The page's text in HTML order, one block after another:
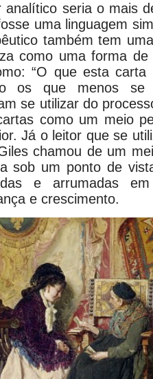
analítico seria o mais
uma linguagem
também tem
como uma forma de
“O que esta carta
os que menos se
se utilizar do
como um meio
Já o leitor que se
chamou de um
sob um ponto de
e arrumadas
e crescimento.